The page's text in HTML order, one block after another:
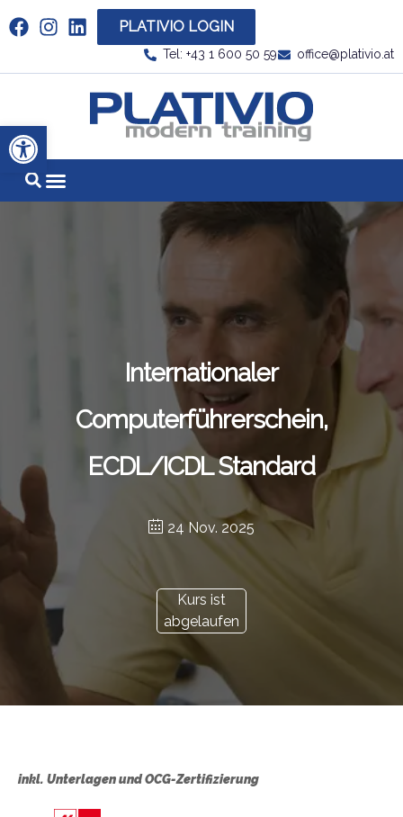
Werkzeugleiste öffnen
Link zu https://www.linkedin.com/company/
PLATIVIO LOGIN
Tel: +43 1 600 50 59 office@plativio.at
Link zu
Internationaler
Computerführerschein,
ECDL/ICDL Standard
24 Nov. 2025
Kurs ist
abgelaufen
inkl. Unterlagen und OCG-Zertifizierung